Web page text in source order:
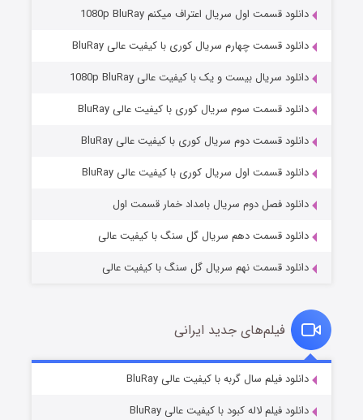
مردگان متحرک: شهر مرده ۳
قسمت۲ (زیرنویس) منتشر شد
قسمت۷ (زیرنویس) منتشر شد
دانلود قسمت اول سریال اعتراف میکنم 1080p BluRay
دانلود قسمت چهارم سریال کوری با کیفیت عالی BluRay
دانلود سریال بیست و یک با کیفیت عالی 1080p BluRay
دانلود قسمت سوم سریال کوری با کیفیت عالی BluRay
دانلود قسمت دوم سریال کوری با کیفیت عالی BluRay
دانلود قسمت اول سریال کوری با کیفیت عالی BluRay
دانلود فصل دوم سریال بامداد خمار قسمت اول
دانلود قسمت دهم سریال گل سنگ با کیفیت عالی
دانلود قسمت نهم سریال گل سنگ با کیفیت عالی
فیلم‌های جدید ایرانی
دانلود فیلم سال گربه با کیفیت عالی BluRay
دانلود فیلم لاله کبود با کیفیت عالی BluRay